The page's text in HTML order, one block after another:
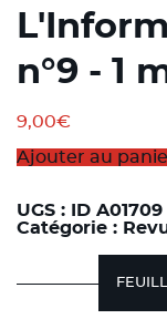
n°9 - 1
9,00€
Ajouter au
UGS :
ID A01709
Catégorie :